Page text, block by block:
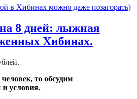
8 дней: лыжная
Хибинах.
то обсудим
условия.